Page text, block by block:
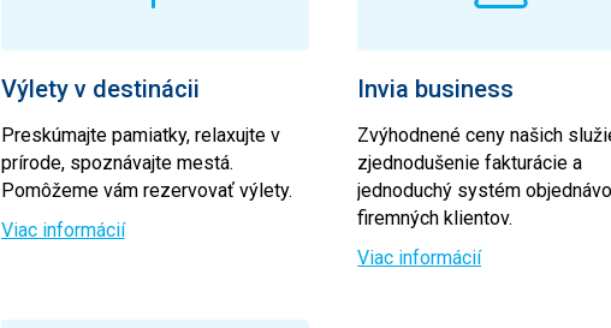
Výlety v destinácii
Preskúmajte pamiatky, relaxujte v
prírode, spoznávajte mestá.
Pomôžeme vám rezervovať výlety.
Viac informácií
Invia business
Zvýhodnené ceny našich
zjednodušenie fakturácie a
jednoduchý systém
firemných klientov.
Viac informácií